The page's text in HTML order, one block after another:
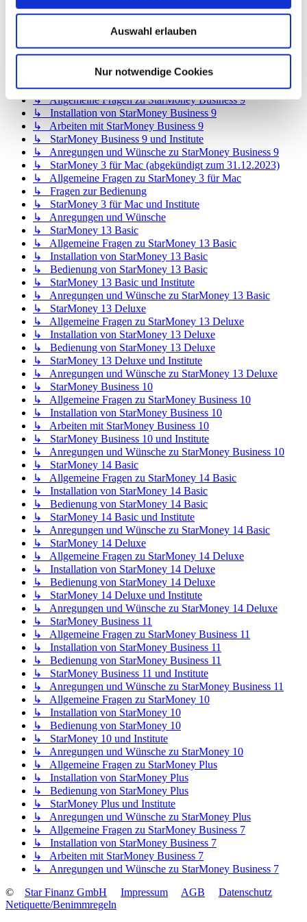
Auswahl erlauben
Nur notwendige Cookies
↳ StarMoney 12 Deluxe
↳ Installation von StarMoney 12 Deluxe
↳ Bedienung von StarMoney 12 Deluxe
↳ Anregungen und Wünsche zu StarMoney 12 Deluxe
↳ StarMoney Business 9
↳ Allgemeine Fragen zu StarMoney Business 9
↳ Installation von StarMoney Business 9
↳ Arbeiten mit StarMoney Business 9
↳ StarMoney Business 9 und Institute
↳ Anregungen und Wünsche zu StarMoney Business 9
↳ StarMoney 3 für Mac (abgekündigt zum 31.12.2023)
↳ Allgemeine Fragen zu StarMoney 3 für Mac
↳ Fragen zur Bedienung
↳ StarMoney 3 für Mac und Institute
↳ Anregungen und Wünsche
↳ StarMoney 13 Basic
↳ Allgemeine Fragen zu StarMoney 13 Basic
↳ Installation von StarMoney 13 Basic
↳ Bedienung von StarMoney 13 Basic
↳ StarMoney 13 Basic und Institute
↳ Anregungen und Wünsche zu StarMoney 13 Basic
↳ StarMoney 13 Deluxe
↳ Allgemeine Fragen zu StarMoney 13 Deluxe
↳ Installation von StarMoney 13 Deluxe
↳ Bedienung von StarMoney 13 Deluxe
↳ StarMoney 13 Deluxe und Institute
↳ Anregungen und Wünsche zu StarMoney 13 Deluxe
↳ StarMoney Business 10
↳ Allgemeine Fragen zu StarMoney Business 10
↳ Installation von StarMoney Business 10
↳ Arbeiten mit StarMoney Business 10
↳ StarMoney Business 10 und Institute
↳ Anregungen und Wünsche zu StarMoney Business 10
↳ StarMoney 14 Basic
↳ Allgemeine Fragen zu StarMoney 14 Basic
↳ Installation von StarMoney 14 Basic
↳ Bedienung von StarMoney 14 Basic
↳ StarMoney 14 Basic und Institute
↳ Anregungen und Wünsche zu StarMoney 14 Basic
↳ StarMoney 14 Deluxe
↳ Allgemeine Fragen zu StarMoney 14 Deluxe
↳ Installation von StarMoney 14 Deluxe
↳ Bedienung von StarMoney 14 Deluxe
↳ StarMoney 14 Deluxe und Institute
↳ Anregungen und Wünsche zu StarMoney 14 Deluxe
↳ StarMoney Business 11
↳ Allgemeine Fragen zu StarMoney Business 11
↳ Installation von StarMoney Business 11
↳ Bedienung von StarMoney Business 11
↳ StarMoney Business 11 und Institute
↳ Anregungen und Wünsche zu StarMoney Business 11
↳ Allgemeine Fragen zu StarMoney 10
↳ Installation von StarMoney 10
↳ Bedienung von StarMoney 10
↳ StarMoney 10 und Institute
↳ Anregungen und Wünsche zu StarMoney 10
↳ Allgemeine Fragen zu StarMoney Plus
↳ Installation von StarMoney Plus
↳ Bedienung von StarMoney Plus
↳ StarMoney Plus und Institute
↳ Anregungen und Wünsche zu StarMoney Plus
↳ Allgemeine Fragen zu StarMoney Business 7
↳ Installation von StarMoney Business 7
↳ Arbeiten mit StarMoney Business 7
↳ Anregungen und Wünsche zu StarMoney Business 7
©
Star Finanz GmbH Impressum AGB
Datenschutz
Netiquette/Benimmregeln